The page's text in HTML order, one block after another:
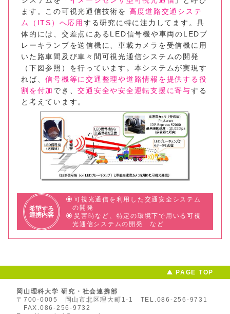
ます。この可視光通信技術を 高度道路交通システ
ム（ITS）へ応用 する研究に特に注力してます。具
体的には、交差点にあるLED信号機や車両のLEDブ
レーキランプを送信機に、車載カメラを受信機に用
いた路車間及び車々間可視光通信システムの開発
（下図参照）を行っています。本システムが実現す
れば、信号機等に交通整理や道路情報を提供する役
割を付加 でき、交通安全や安全運転支援に寄与する
と考えています。
希望する
連携内容
可視光通信を利用した交通安全システム
の開発
災害時など、特定の環境下で用いる可視
光通信システムの開発 など
PAGE TOP
岡山理科大学 研究・社会連携部
〒700-0005 岡山市北区理大町1-1
TEL.086-256-9731
FAX.086-256-9732